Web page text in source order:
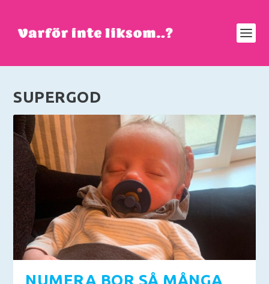
SUPERGOD
NUMERA BOR SÅ MÅNGA